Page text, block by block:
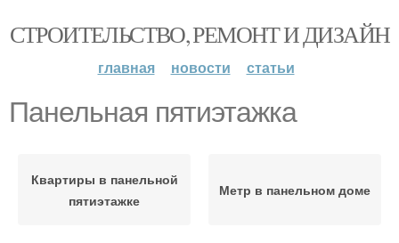
СТРОИТЕЛЬСТВО, РЕМОНТ И ДИЗАЙН
главная новости статьи
Панельная пятиэтажка
Квартиры в панельной
пятиэтажке
Метр в панельном доме